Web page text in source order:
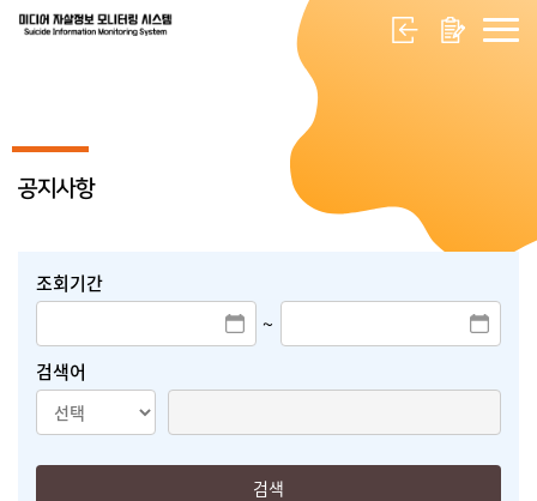
공지사항
조회기간
~
검색어
검색